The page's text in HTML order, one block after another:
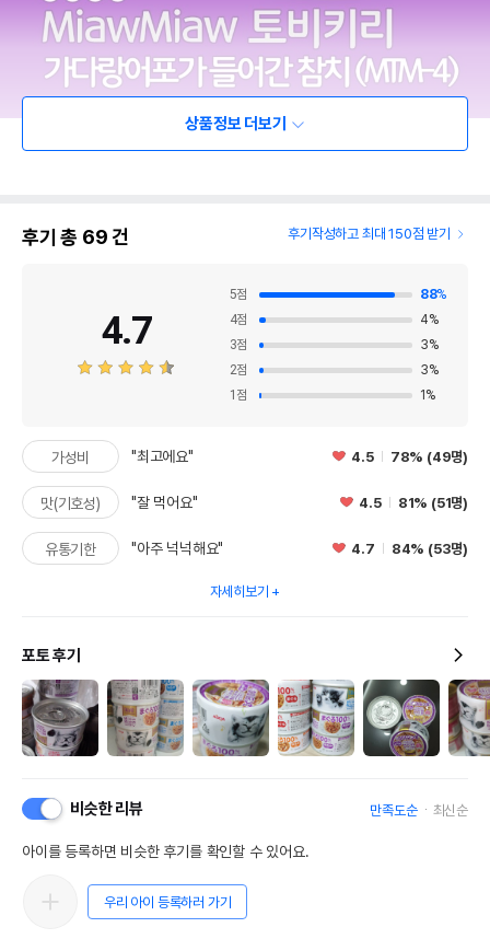
상품정보 더보기
후기 총 69건 후기작성하고 최대 150점 받기
4.7
5점 88%
4점 4%
3점 3%
2점 3%
1 점 1 %
가성비 "최고에요" 4.5 78% (49명)
맛(기호성) "잘 먹어요" 4.5 81% (51명)
유통기한 "아주 넉넉해요" 4.7 84% (53명)
자세히보기
포토 후기
비슷한 리뷰 만족도순 최신순
아이를 등록하면 비슷한 후기를 확인할 수 있어요.
우리 아이 등록하러 가기